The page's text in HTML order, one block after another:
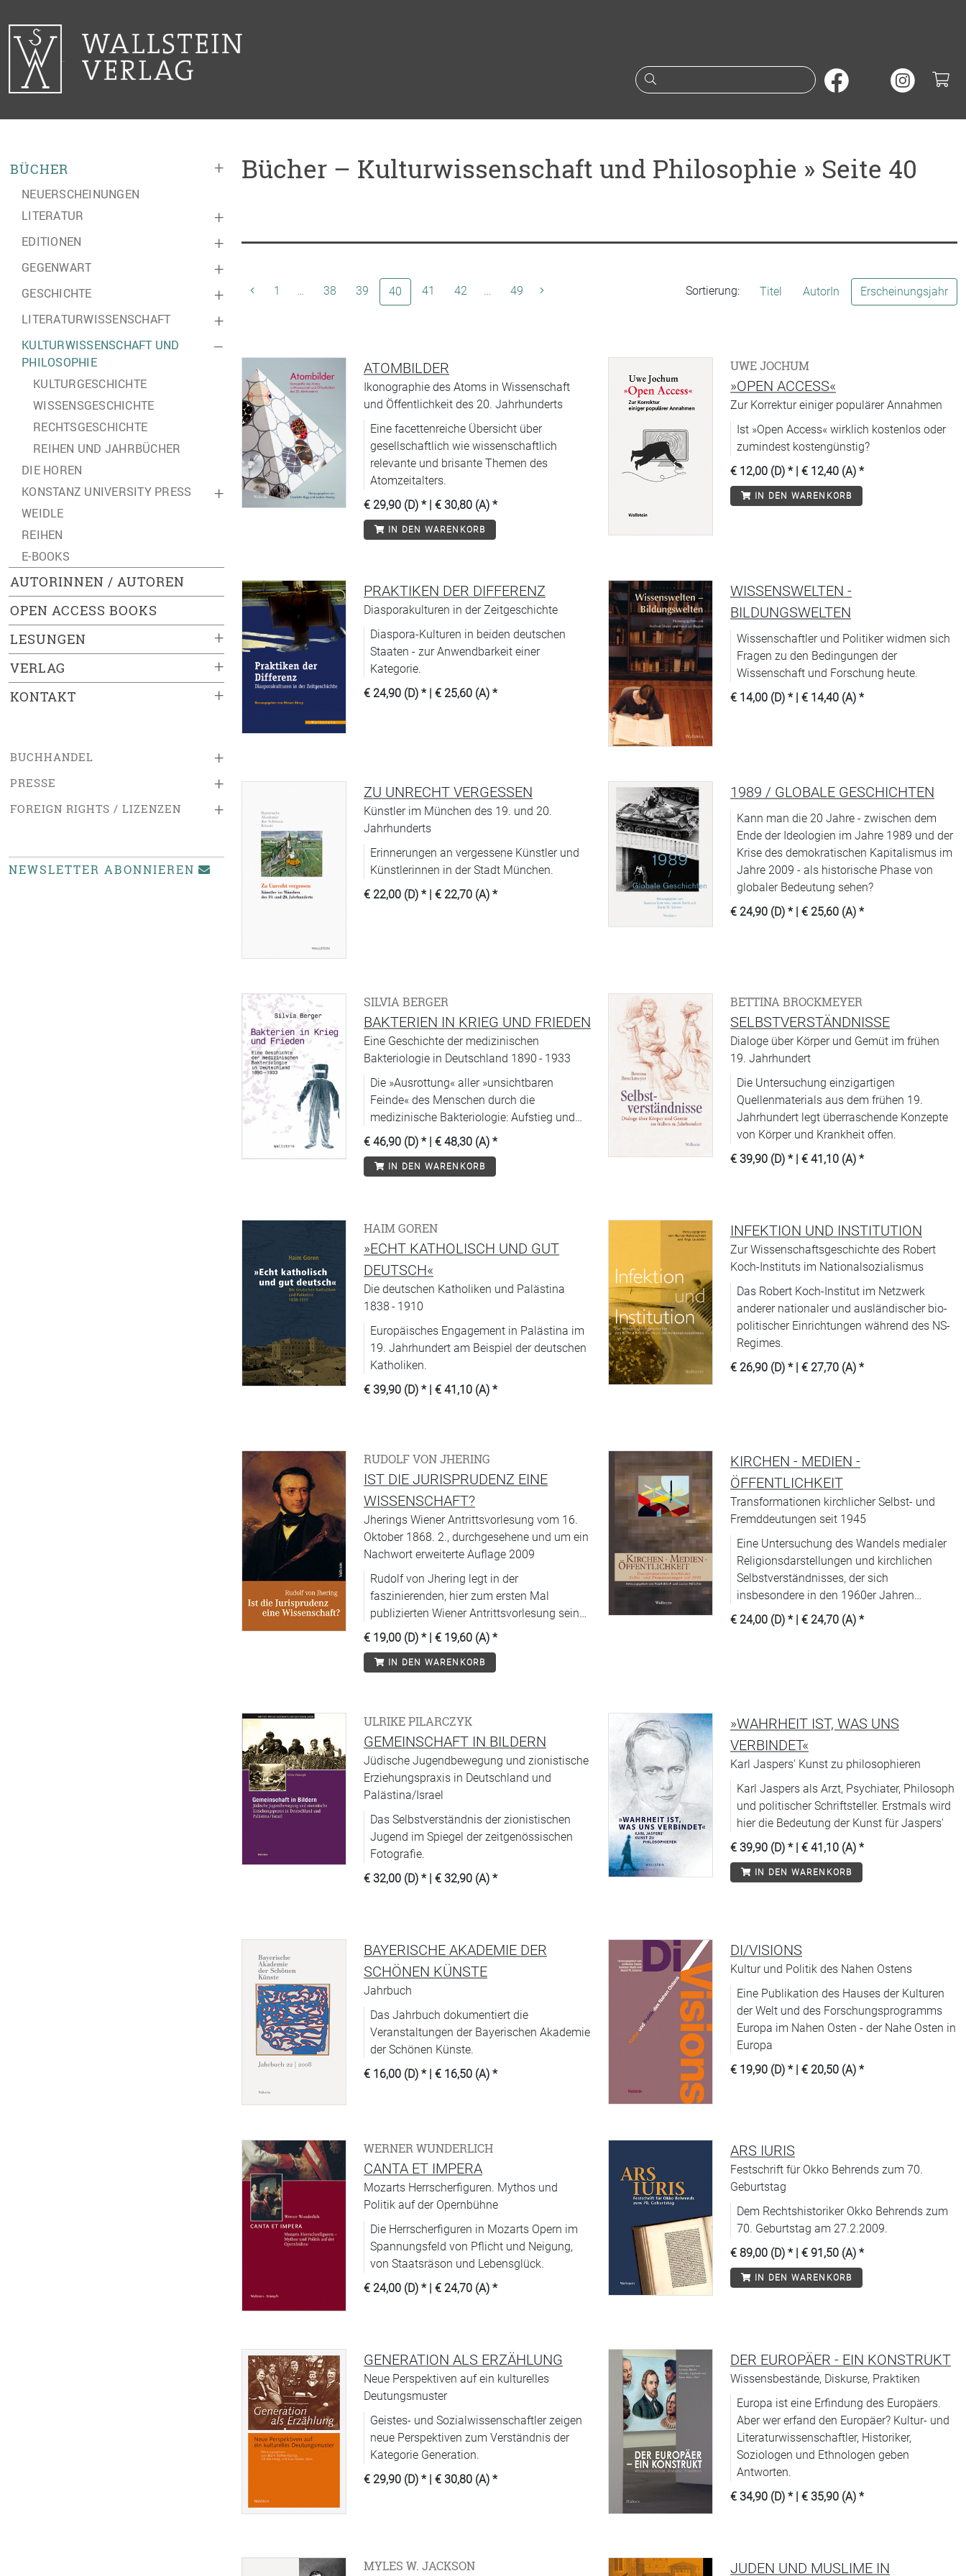
Suche nach Büchern oder
+
BÜCHER
NEUERSCHEINUNGEN
+
LITERATUR
+
EDITIONEN
+
GEGENWART
+
GESCHICHTE
+
LITERATURWISSENSCHAFT
–
KULTURWISSENSCHAFT UND
PHILOSOPHIE
KULTURGESCHICHTE
WISSENSGESCHICHTE
RECHTSGESCHICHTE
REIHEN UND JAHRBÜCHER
DIE HOREN
+
KONSTANZ UNIVERSITY PRESS
WEIDLE
REIHEN
E-BOOKS
AUTORINNEN / AUTOREN
OPEN ACCESS BOOKS
+
LESUNGEN
+
VERLAG
+
KONTAKT
+
BUCHHANDEL
+
PRESSE
+
FOREIGN RIGHTS / LIZENZEN
NEWSLETTER ABONNIEREN
Bücher – Kulturwissenschaft und Philosophie » Seite 40
1 … 38 39 40 (aktuelle Seite)
41 42 … 49 Sortierung: Titel AutorIn Erscheinungsjahr
ATOMBILDER
Ikonographie des Atoms in Wissenschaft
und Öffentlichkeit des 20. Jahrhunderts
Eine facettenreiche Übersicht über
gesellschaftlich wie wissenschaftlich
relevante und brisante Themen des
Atomzeitalters.
€ 29,90 (D) * | € 30,80 (A) *
IN DEN WARENKORB
UWE JOCHUM
»OPEN ACCESS«
Zur Korrektur einiger populärer Annahmen
Ist »Open Access« wirklich kostenlos oder
zumindest kostengünstig?
€ 12,00 (D) * | € 12,40 (A) *
IN DEN WARENKORB
PRAKTIKEN DER DIFFERENZ
Diasporakulturen in der Zeitgeschichte
Diaspora-Kulturen in beiden deutschen
Staaten - zur Anwendbarkeit einer
Kategorie.
€ 24,90 (D) * | € 25,60 (A) *
WISSENSWELTEN -
BILDUNGSWELTEN
Wissenschaftler und Politiker widmen sich
Fragen zu den Bedingungen der
Wissenschaft und Forschung heute.
€ 14,00 (D) * | € 14,40 (A) *
ZU UNRECHT VERGESSEN
Künstler im München des 19. und 20.
Jahrhunderts
Erinnerungen an vergessene Künstler und
Künstlerinnen in der Stadt München.
€ 22,00 (D) * | € 22,70 (A) *
1989 / GLOBALE GESCHICHTEN
Kann man die 20 Jahre - zwischen dem
Ende der Ideologien im Jahre 1989 und der
Krise des demokratischen Kapitalismus im
Jahre 2009 - als historische Phase von
globaler Bedeutung sehen?
€ 24,90 (D) * | € 25,60 (A) *
SILVIA BERGER
BAKTERIEN IN KRIEG UND FRIEDEN
Eine Geschichte der medizinischen
Bakteriologie in Deutschland 1890 - 1933
Die »Ausrottung« aller »unsichtbaren
Feinde« des Menschen durch die
medizinische Bakteriologie: Aufstieg und
Fall einer Leitwissenschaft der Moderne.
€ 46,90 (D) * | € 48,30 (A) *
IN DEN WARENKORB
BETTINA BROCKMEYER
SELBSTVERSTÄNDNISSE
Dialoge über Körper und Gemüt im frühen
19. Jahrhundert
Die Untersuchung einzigartigen
Quellenmaterials aus dem frühen 19.
Jahrhundert legt überraschende Konzepte
von Körper und Krankheit offen.
€ 39,90 (D) * | € 41,10 (A) *
HAIM GOREN
»ECHT KATHOLISCH UND GUT
DEUTSCH«
Die deutschen Katholiken und Palästina
1838 - 1910
Europäisches Engagement in Palästina im
19. Jahrhundert am Beispiel der deutschen
Katholiken.
€ 39,90 (D) * | € 41,10 (A) *
INFEKTION UND INSTITUTION
Zur Wissenschaftsgeschichte des Robert
Koch-Instituts im Nationalsozialismus
Das Robert Koch-Institut im Netzwerk
anderer nationaler und ausländischer bio­
politischer Einrichtungen während des NS-
Regimes.
€ 26,90 (D) * | € 27,70 (A) *
RUDOLF VON JHERING
IST DIE JURISPRUDENZ EINE
WISSENSCHAFT?
Jherings Wiener Antrittsvorlesung vom 16.
Oktober 1868. 2., durchgesehene und um ein
Nachwort erweiterte Auflage 2009
Rudolf von Jhering legt in der
faszinierenden, hier zum ersten Mal
publizierten Wiener Antrittsvorlesung sein
wissenschaftliches Glaubensbekenntnis
€ 19,00 (D) * | € 19,60 (A) *
IN DEN WARENKORB
KIRCHEN - MEDIEN -
ÖFFENTLICHKEIT
Transformationen kirchlicher Selbst- und
Fremddeutungen seit 1945
Eine Untersuchung des Wandels medialer
Religionsdarstellungen und kirchlichen
Selbstverständnisses, der sich
insbesondere in den 1960er Jahren
entfaltete.
€ 24,00 (D) * | € 24,70 (A) *
ULRIKE PILARCZYK
GEMEINSCHAFT IN BILDERN
Jüdische Jugendbewegung und zionistische
Erziehungspraxis in Deutschland und
Palästina/Israel
Das Selbstverständnis der zionistischen
Jugend im Spiegel der zeitgenössischen
Fotografie.
€ 32,00 (D) * | € 32,90 (A) *
»WAHRHEIT IST, WAS UNS
VERBINDET«
Karl Jaspers' Kunst zu philosophieren
Karl Jaspers als Arzt, Psychiater, Philosoph
und politischer Schriftsteller. Erstmals wird
hier die Bedeutung der Kunst für Jaspers'
€ 39,90 (D) * | € 41,10 (A) *
IN DEN WARENKORB
BAYERISCHE AKADEMIE DER
SCHÖNEN KÜNSTE
Jahrbuch
Das Jahrbuch dokumentiert die
Veranstaltungen der Bayerischen Akademie
der Schönen Künste.
€ 16,00 (D) * | € 16,50 (A) *
DI/VISIONS
Kultur und Politik des Nahen Ostens
Eine Publikation des Hauses der Kulturen
der Welt und des Forschungsprogramms
Europa im Nahen Osten - der Nahe Osten in
Europa
€ 19,90 (D) * | € 20,50 (A) *
WERNER WUNDERLICH
CANTA ET IMPERA
Mozarts Herrscherfiguren. Mythos und
Politik auf der Opernbühne
Die Herrscherfiguren in Mozarts Opern im
Spannungsfeld von Pflicht und Neigung,
von Staatsräson und Lebensglück.
€ 24,00 (D) * | € 24,70 (A) *
ARS IURIS
Festschrift für Okko Behrends zum 70.
Geburtstag
Dem Rechtshistoriker Okko Behrends zum
70. Geburtstag am 27.2.2009.
€ 89,00 (D) * | € 91,50 (A) *
IN DEN WARENKORB
GENERATION ALS ERZÄHLUNG
Neue Perspektiven auf ein kulturelles
Deutungsmuster
Geistes- und Sozialwissenschaftler zeigen
neue Perspektiven zum Verständnis der
Kategorie Generation.
€ 29,90 (D) * | € 30,80 (A) *
DER EUROPÄER - EIN KONSTRUKT
Wissensbestände, Diskurse, Praktiken
Europa ist eine Erfindung des Europäers.
Aber wer erfand den Europäer? Kultur- und
Literaturwissenschaftler, Historiker,
Soziologen und Ethnologen geben
Antworten.
€ 34,90 (D) * | € 35,90 (A) *
MYLES W. JACKSON JUDEN UND MUSLIME IN